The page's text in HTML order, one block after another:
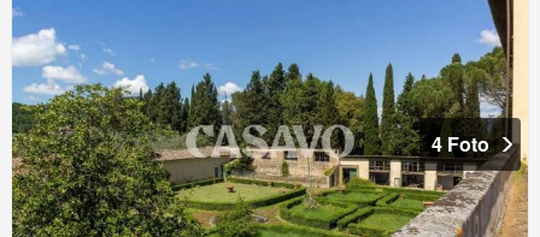
4 Foto